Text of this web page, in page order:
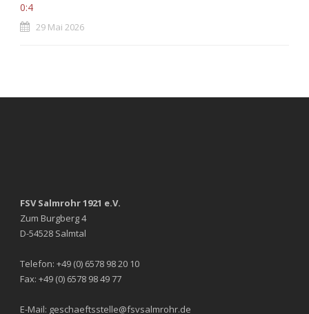
0:4
29 Mai 2026
FSV Salmrohr 1921 e.V.
Zum Burgberg 4
D-54528 Salmtal
Telefon: +49 (0) 6578 98 20 10
Fax: +49 (0) 6578 98 49 77
E-Mail: geschaeftsstelle@fsvsalmrohr.de